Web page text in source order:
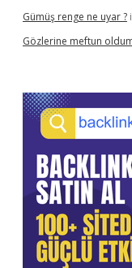
Gümüş renge ne uyar ?
Gözlerine meftun